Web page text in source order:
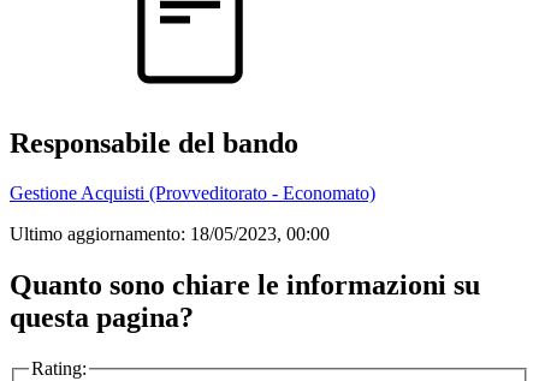
Responsabile del bando
Gestione Acquisti (Provveditorato - Economato)
Ultimo aggiornamento: 18/05/2023, 00:00
Quanto sono chiare le informazioni su
questa pagina?
Rating: